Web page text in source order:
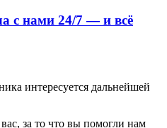
с нами 24/7 — и всё
интересуется дальнейшей
за то что вы помогли нам